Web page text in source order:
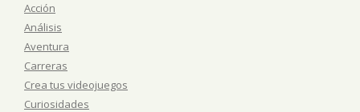
Acción
Análisis
Aventura
Carreras
Crea tus videojuegos
Curiosidades